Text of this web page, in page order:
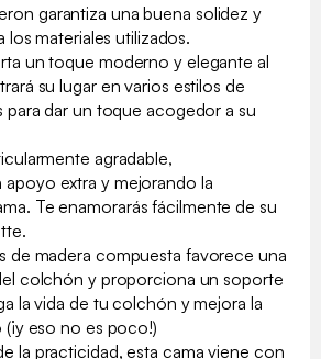
garantiza una buena solidez y
los materiales utilizados.
un toque moderno y elegante al
su lugar en varios estilos de
para dar un toque acogedor a su
agradable,
extra y mejorando la
Te enamorarás fácilmente de su
de madera compuesta favorece una
colchón y proporciona un soporte
la vida de tu colchón y mejora la
eso no es poco!)
la practicidad, esta cama viene con